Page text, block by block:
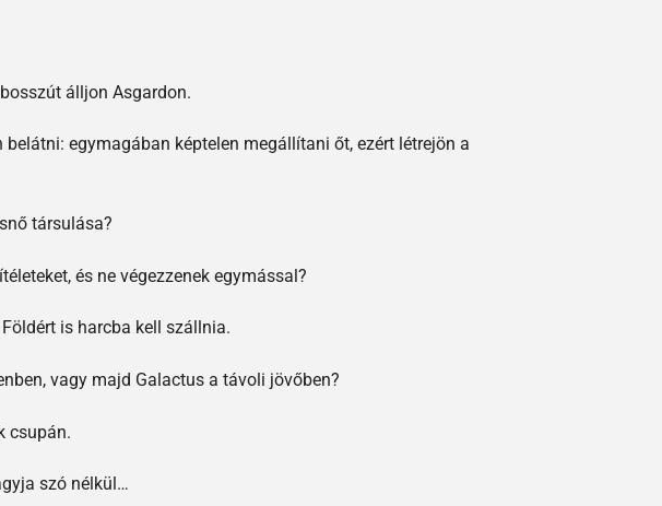
álljon Asgardon.
egymagában képtelen megállítani őt, ezért létrejön a
társulása?
és ne végezzenek egymással?
is harcba kell szállnia.
vagy majd Galactus a távoli jövőben?
csupán.
szó nélkül…